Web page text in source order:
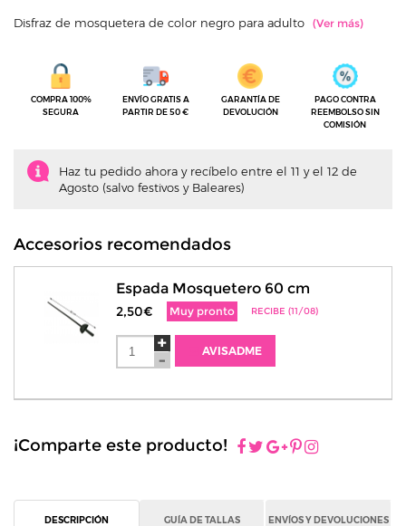
Disfraz de mosquetera de color negro para adulto
COMPRA 100%
SEGURA
ENVÍO GRATIS A
PARTIR DE 50 €
GARANTÍA DE
DEVOLUCIÓN
PAGO CONTRA
REEMBOLSO SIN
COMISIÓN
Haz tu pedido ahora y recíbelo entre el 11 y el 12 de
Agosto (salvo festivos y Baleares)
Accesorios recomendados
Espada Mosquetero 60 cm
2,50€ Muy pronto RECIBE (11/08)
AVISADME
¡Comparte este producto!
DESCRIPCIÓN GUÍA DE TALLAS ENVÍOS Y DEVOLUCIONES